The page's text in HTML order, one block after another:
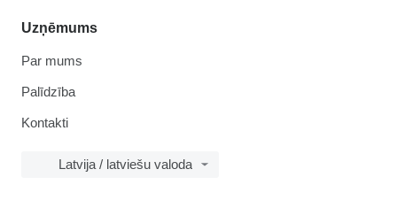
Uzņēmums
Par mums
Palīdzība
Kontakti
Latvija / latviešu valoda